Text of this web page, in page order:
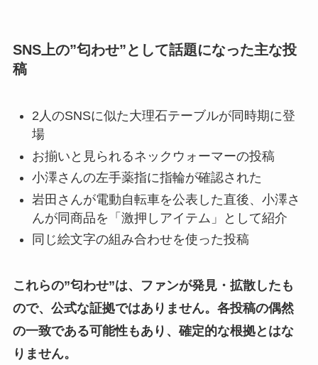
SNS上の”匂わせ”として話題になった主な投
稿
2人のSNSに似た大理石テーブルが同時期に登
場
お揃いと見られるネックウォーマーの投稿
小澤さんの左手薬指に指輪が確認された
岩田さんが電動自転車を公表した直後、小澤さ
んが同商品を「激押しアイテム」として紹介
同じ絵文字の組み合わせを使った投稿
これらの”匂わせ”は、ファンが発見・拡散したも
ので、公式な証拠ではありません。各投稿の偶然
の一致である可能性もあり、確定的な根拠とはな
りません。